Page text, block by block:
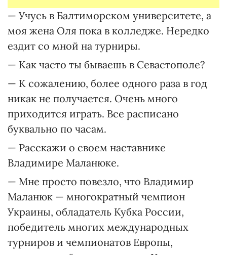
— Учусь в Балтиморском университете, а
моя жена Оля пока в колледже. Нередко
ездит со мной на турниры.
— Как часто ты бываешь в Севастополе?
— К сожалению, более одного раза в год
никак не получается. Очень много
приходится играть. Все расписано
буквально по часам.
— Расскажи о своем наставнике
Владимире Маланюке.
— Мне просто повезло, что Владимир
Маланюк — многократный чемпион
Украины, обладатель Кубка России,
победитель многих международных
турниров и чемпионатов Европы,